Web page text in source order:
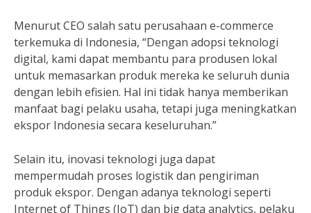
Menurut CEO salah satu perusahaan e-commerce
terkemuka di Indonesia, “Dengan adopsi teknologi
digital, kami dapat membantu para produsen lokal
untuk memasarkan produk mereka ke seluruh dunia
dengan lebih efisien. Hal ini tidak hanya memberikan
manfaat bagi pelaku usaha, tetapi juga meningkatkan
ekspor Indonesia secara keseluruhan.”
Selain itu, inovasi teknologi juga dapat
mempermudah proses logistik dan pengiriman
produk ekspor. Dengan adanya teknologi seperti
Internet of Things (IoT) dan big data analytics, pelaku